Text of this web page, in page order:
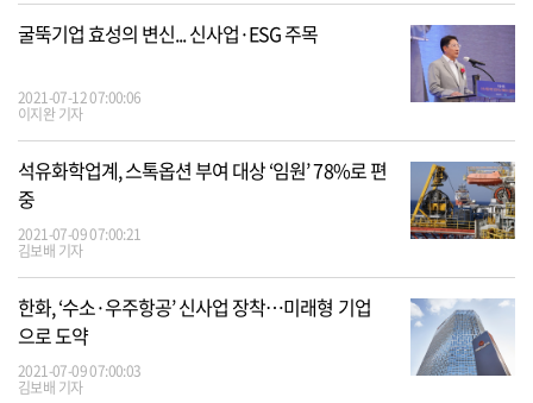
굴뚝기업 효성의 변신... 신사업·ESG 주목
2021-07-12 07:00:06
이지완 기자
석유화학업계, 스톡옵션 부여 대상 ‘임원’ 78%로 편
중
2021-07-09 07:00:21
김보배 기자
한화, ‘수소·우주항공’ 신사업 장착…미래형 기업
으로 도약
2021-07-09 07:00:03
김보배 기자